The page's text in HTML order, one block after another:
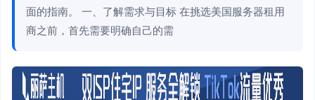
面的指南。 一、了解需求与目标 在挑选美国服务器租用
商之前，首先需要明确自己的需